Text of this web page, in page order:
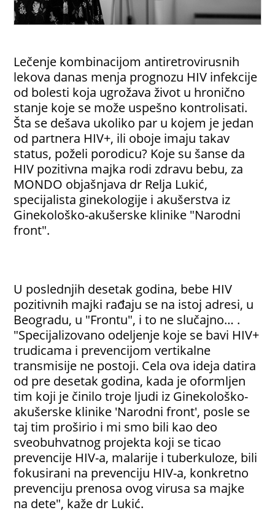
Lečenje kombinacijom antiretrovirusnih
lekova danas menja prognozu HIV infekcije
od bolesti koja ugrožava život u hronično
stanje koje se može uspešno kontrolisati.
Šta se dešava ukoliko par u kojem je jedan
od partnera HIV+, ili oboje imaju takav
status, poželi porodicu? Koje su šanse da
HIV pozitivna majka rodi zdravu bebu, za
MONDO objašnjava dr Relja Lukić,
specijalista ginekologije i akušerstva iz
Ginekološko-akušerske klinike "Narodni
front".
U poslednjih desetak godina, bebe HIV
pozitivnih majki rađaju se na istoj adresi, u
Beogradu, u "Frontu", i to ne slučajno… .
"Specijalizovano odeljenje koje se bavi HIV+
trudicama i prevencijom vertikalne
transmisije ne postoji. Cela ova ideja datira
od pre desetak godina, kada je oformljen
tim koji je činilo troje ljudi iz Ginekološko-
akušerske klinike 'Narodni front', posle se
taj tim proširio i mi smo bili kao deo
sveobuhvatnog projekta koji se ticao
prevencije HIV-a, malarije i tuberkuloze, bili
fokusirani na prevenciju HIV-a, konkretno
prevenciju prenosa ovog virusa sa majke
na dete", kaže dr Lukić.